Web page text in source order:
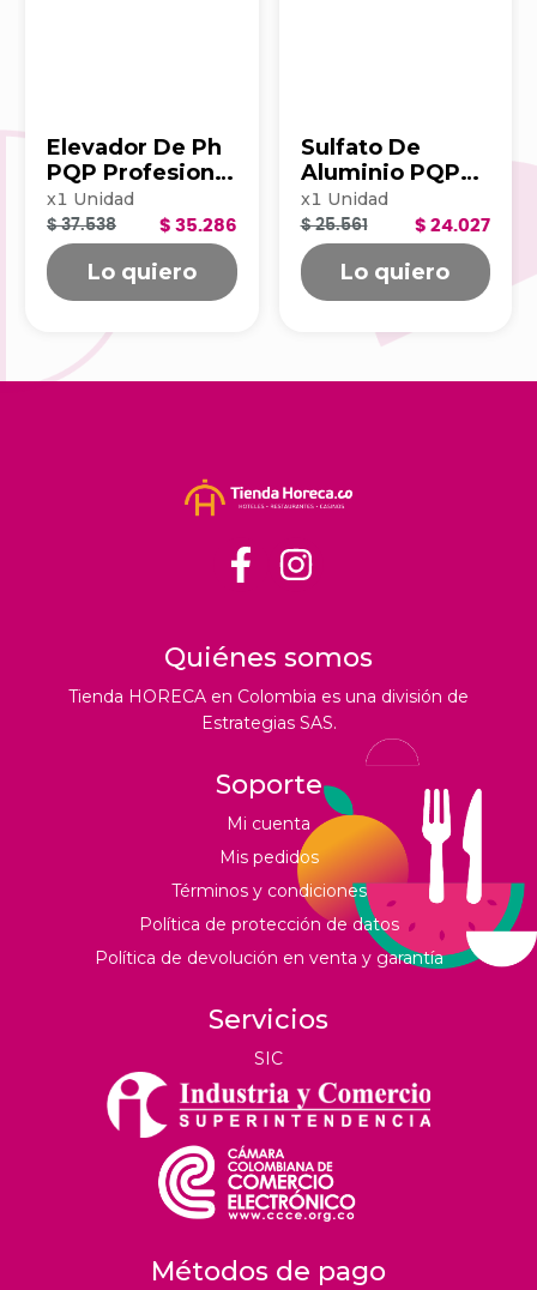
Elevador De Ph
PQP Profesional
x 4 Litros
x1 Unidad
$ 35.286
$ 37.538
Lo quiero
Sulfato De
Aluminio PQP
Profesional 5Kg
SULFA00008
x1 Unidad
$ 24.027
$ 25.561
Lo quiero
Quiénes somos
Tienda HORECA en Colombia es una división de
Estrategias SAS.
Soporte
Mi cuenta
Mis pedidos
Términos y condiciones
Política de protección de datos
Política de devolución en venta y garantía
Servicios
SIC
Métodos de pago